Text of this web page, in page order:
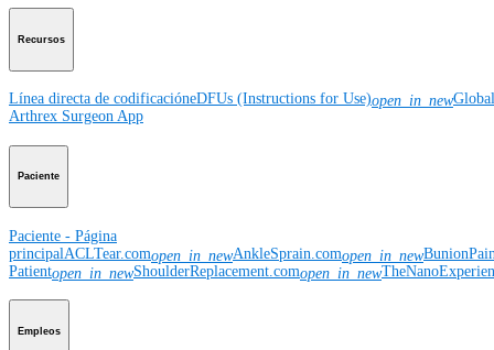
Recursos
Línea directa de codificacióneDFUs (Instructions for Use)open_in_new
Arthrex Surgeon App
Paciente
Paciente - Página
principalACLTear.comopen_in_newAnkleSprain.comopen_in_new
Patientopen_in_newShoulderReplacement.comopen_in_new
Empleos